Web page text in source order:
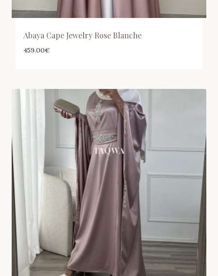
Abaya Cape Jewelry Rose Blanche
459.00€